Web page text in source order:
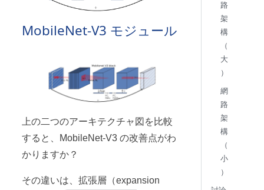
MobileNet-V3 モジュール
上の二つのアーキテクチャ図を比較
すると、MobileNet-V3 の改善点がわ
かりますか？
その違いは、拡張層（expansion
路
架
構
（
大
）
網
路
架
構
（
小
）